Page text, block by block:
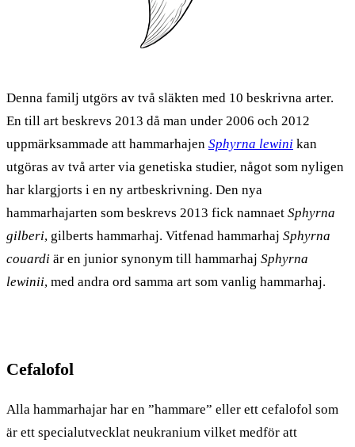
Denna familj utgörs av två släkten med 10 beskrivna arter.
En till art beskrevs 2013 då man under 2006 och 2012
uppmärksammade att hammarhajen Sphyrna lewini kan
utgöras av två arter via genetiska studier, något som nyligen
har klargjorts i en ny artbeskrivning. Den nya
hammarhajarten som beskrevs 2013 fick namnaet Sphyrna
gilberi, gilberts hammarhaj. Vitfenad hammarhaj Sphyrna
couardi är en junior synonym till hammarhaj Sphyrna
lewinii, med andra ord samma art som vanlig hammarhaj.
Cefalofol
Alla hammarhajar har en ”hammare” eller ett cefalofol som
är ett specialutvecklat neukranium vilket medför att